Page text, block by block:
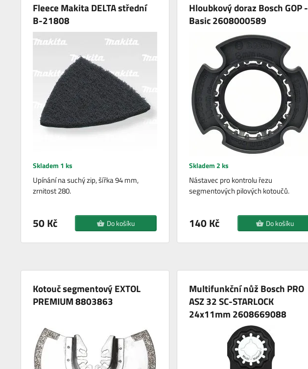
Fleece Makita DELTA střední
B-21808
Skladem 1 ks
Upínání na suchý zip, šířka 94 mm,
zrnitost 280.
50 Kč Do košíku
Hloubkový doraz Bosch GOP -
Basic 2608000589
Skladem 2 ks
Nástavec pro kontrolu řezu
segmentových pilových kotoučů.
140 Kč Do košíku
Kotouč segmentový EXTOL
PREMIUM 8803863
Multifunkční nůž Bosch PRO
ASZ 32 SC-STARLOCK
24x11mm 2608669088